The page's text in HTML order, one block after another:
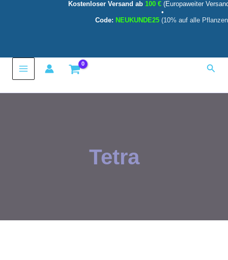
Kostenloser Versand ab 100 € (Europaweiter
•
Code: NEUKUNDE25 (10% auf alle
Main
Tetra